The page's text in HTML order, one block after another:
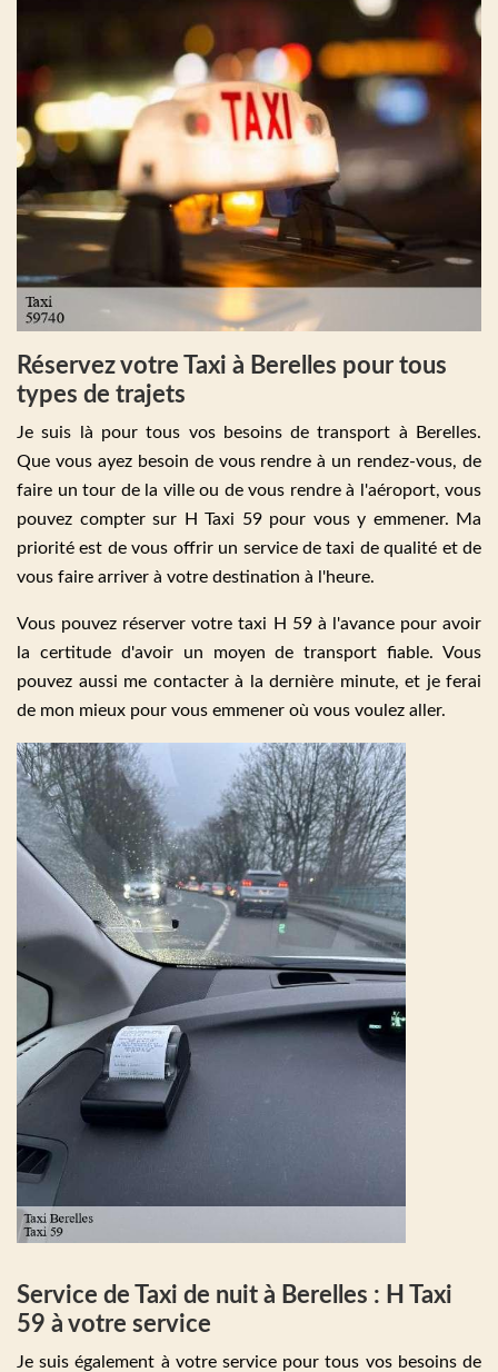
Réservez votre Taxi à Berelles pour tous
types de trajets
Je suis là pour tous vos besoins de transport à Berelles.
Que vous ayez besoin de vous rendre à un rendez-vous, de
faire un tour de la ville ou de vous rendre à l'aéroport, vous
pouvez compter sur H Taxi 59 pour vous y emmener. Ma
priorité est de vous offrir un service de taxi de qualité et de
vous faire arriver à votre destination à l'heure.
Vous pouvez réserver votre taxi H 59 à l'avance pour avoir
la certitude d'avoir un moyen de transport fiable. Vous
pouvez aussi me contacter à la dernière minute, et je ferai
de mon mieux pour vous emmener où vous voulez aller.
Service de Taxi de nuit à Berelles : H Taxi
59 à votre service
Je suis également à votre service pour tous vos besoins de